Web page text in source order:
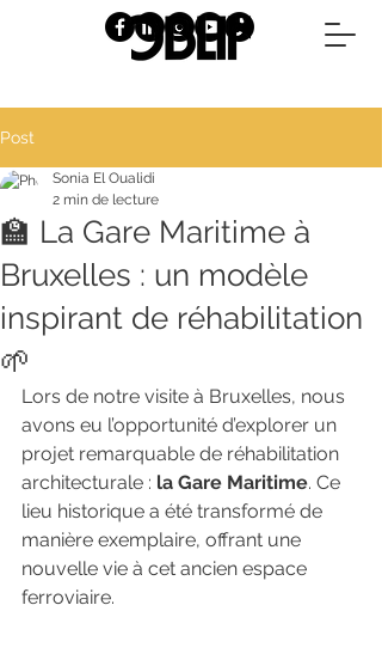
Post
🏫 La Gare Maritime à
Bruxelles : un modèle
inspirant de réhabilitation
🌱
Sonia El Oualidi
2 min de lecture
Lors de notre visite à Bruxelles, nous
avons eu l’opportunité d’explorer un
projet remarquable de réhabilitation
architecturale : la Gare Maritime. Ce
lieu historique a été transformé de
manière exemplaire, offrant une
nouvelle vie à cet ancien espace
ferroviaire.